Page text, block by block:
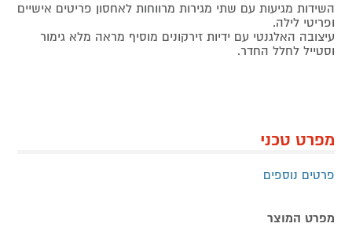
השידות מגיעות עם שתי מגירות מרווחות לאחסון פריטים אישיים
ופריטי לילה.
עיצובה האלגנטי עם ידיות זירקונים מוסיף מראה מלא גימור
וסטייל לחלל החדר.
מפרט טכני
פרטים נוספים
מפרט המוצר